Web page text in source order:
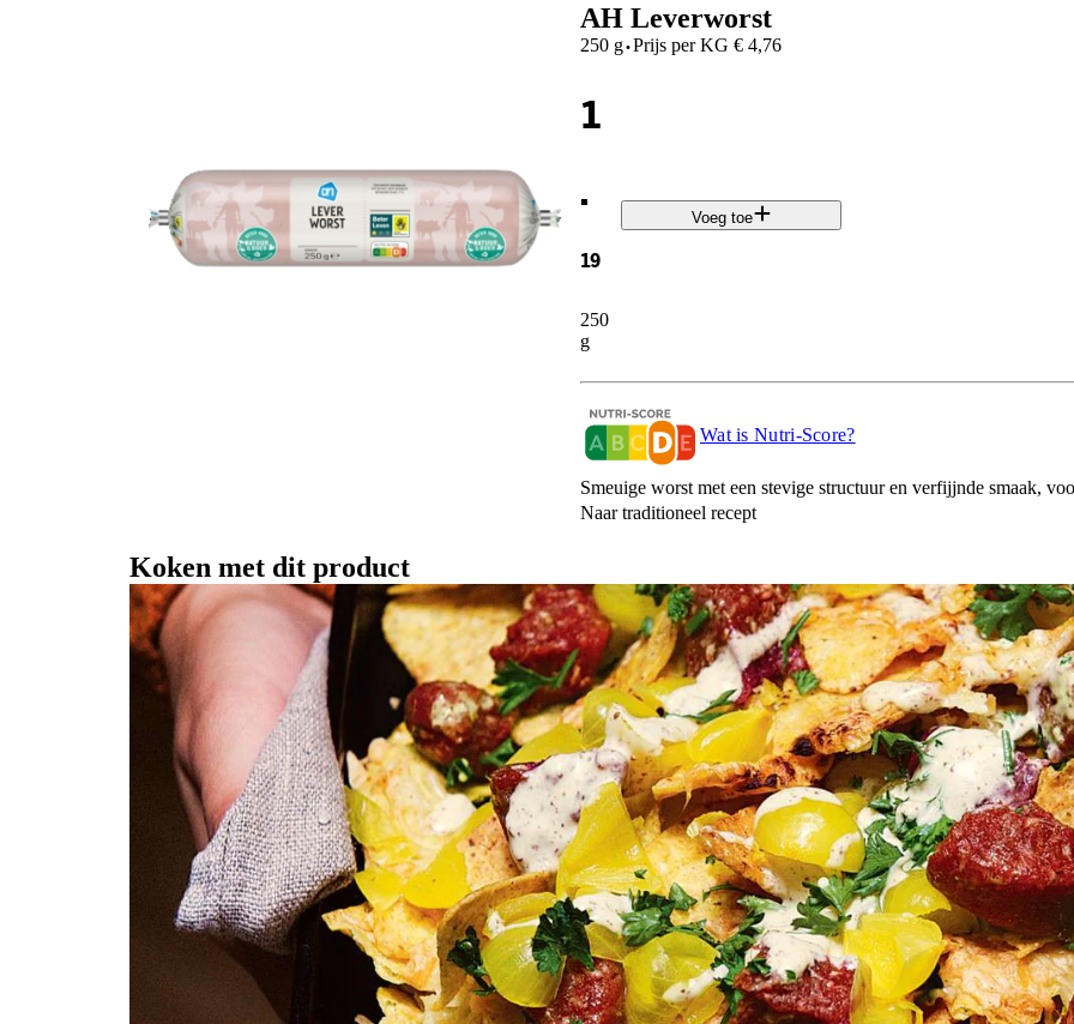
AH Leverworst
250 g·Prijs per KG € 4,76
1
.
19
250
g
Voeg toe
Wat is Nutri-Score?
Smeuige worst met een stevige structuur en verfijjnde smaak,
Naar traditioneel recept
Koken met dit product